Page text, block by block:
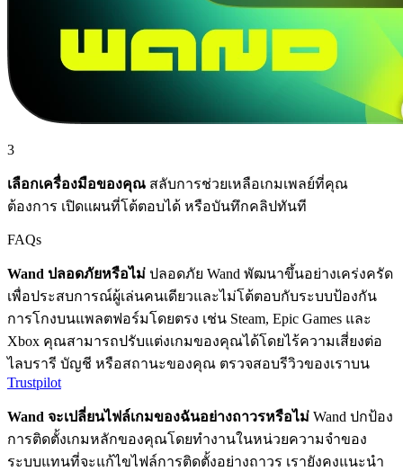
3
เลือกเครื่องมือของคุณ สลับการช่วยเหลือเกมเพลย์ที่คุณ
ต้องการ เปิดแผนที่โต้ตอบได้ หรือบันทึกคลิปทันที
FAQs
Wand ปลอดภัยหรือไม่ ปลอดภัย Wand พัฒนาขึ้นอย่างเคร่งครัด
เพื่อประสบการณ์ผู้เล่นคนเดียวและไม่โต้ตอบกับระบบป้องกัน
การโกงบนแพลตฟอร์มโดยตรง เช่น Steam, Epic Games และ
Xbox คุณสามารถปรับแต่งเกมของคุณได้โดยไร้ความเสี่ยงต่อ
ไลบรารี บัญชี หรือสถานะของคุณ ตรวจสอบรีวิวของเราบน
Trustpilot
Wand จะเปลี่ยนไฟล์เกมของฉันอย่างถาวรหรือไม่ Wand ปกป้อง
การติดตั้งเกมหลักของคุณโดยทำงานในหน่วยความจำของ
ระบบแทนที่จะแก้ไขไฟล์การติดตั้งอย่างถาวร เรายังคงแนะนำ